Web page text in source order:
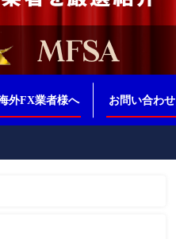
外FX業者様へ お問い合わせ